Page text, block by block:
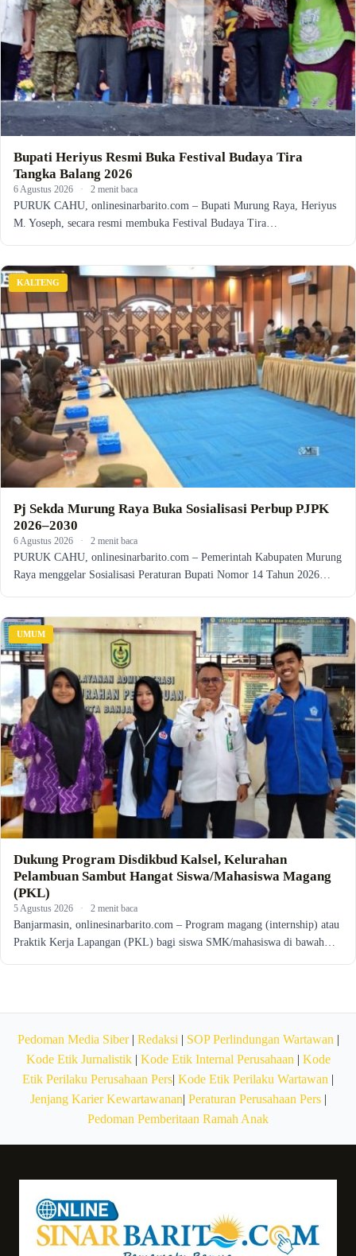
Bupati Heriyus Resmi Buka Festival Budaya Tira
Tangka Balang 2026
6 Agustus 2026 · 2 menit baca
PURUK CAHU, onlinesinarbarito.com – Bupati Murung Raya, Heriyus
M. Yoseph, secara resmi membuka Festival Budaya Tira…
KALTENG
Pj Sekda Murung Raya Buka Sosialisasi Perbup PJPK
2026–2030
6 Agustus 2026 · 2 menit baca
PURUK CAHU, onlinesinarbarito.com – Pemerintah Kabupaten Murung
Raya menggelar Sosialisasi Peraturan Bupati Nomor 14 Tahun 2026…
UMUM
Dukung Program Disdikbud Kalsel, Kelurahan
Pelambuan Sambut Hangat Siswa/Mahasiswa Magang
(PKL)
5 Agustus 2026 · 2 menit baca
Banjarmasin, onlinesinarbarito.com – Program magang (internship) atau
Praktik Kerja Lapangan (PKL) bagi siswa SMK/mahasiswa di bawah…
Pedoman Media Siber| Redaksi | SOP Perlindungan Wartawan |
Kode Etik Jurnalistik| Kode Etik Internal Perusahaan | Kode
Etik Perilaku Perusahaan Pers| Kode Etik Perilaku Wartawan |
Jenjang Karier Kewartawanan| Peraturan Perusahaan Pers|
Pedoman Pemberitaan Ramah Anak